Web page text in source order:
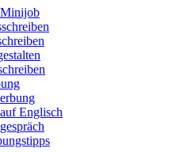
Englisch